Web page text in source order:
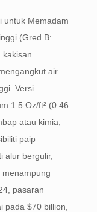
untuk Memadam
(Gred B:
kakisan
air
Versi
1.5 Oz/ft² (0.46
atau kimia,
paip
alur bergulir,
pasaran
pada $70 billion,